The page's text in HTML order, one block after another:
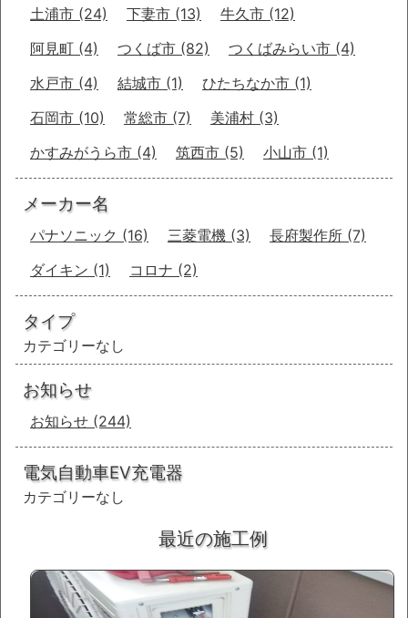
土浦市 (24) 下妻市 (13) 牛久市 (12)
阿見町 (4) つくば市 (82) つくばみらい市 (4)
水戸市 (4) 結城市 (1) ひたちなか市 (1)
石岡市 (10) 常総市 (7) 美浦村 (3)
かすみがうら市 (4) 筑西市 (5) 小山市 (1)
メーカー名
パナソニック (16) 三菱電機 (3) 長府製作所 (7)
ダイキン (1) コロナ (2)
タイプ
カテゴリーなし
お知らせ
お知らせ (244)
電気自動車EV充電器
カテゴリーなし
最近の施工例